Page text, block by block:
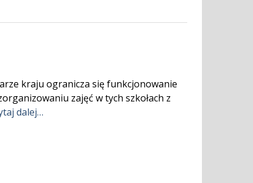
kraju ogranicza się funkcjonowanie
zajęć w tych szkołach z
dalej…